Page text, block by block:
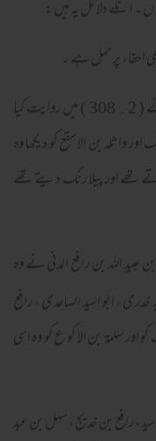
انکے دلائل یہ ہیں :
احفاء پر حمل ہے ۔
دوم : اکثر صحا بہ احفا ء کرتے تھے جیسے طحا وی نے ( 2؍ 308 ) میں روایت کیا
واثلہ بن الاسقع کو دیکھا وہ
تھے اور پیلا رنگ دیتے تھے
عبید اللہ بن رافع المدنی نے وہ
خدری ، ابو اسید الساعدی ، رافع
اور سلمۃ بن الا کو ع کو وہ اسی
، رافع بن خدیج ، سہل بن عبد